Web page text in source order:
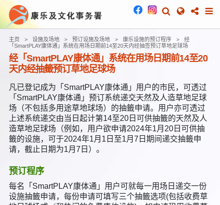
主页 设施及场地 预订设施及场地 康乐设施的预订程序
经
「SmartPLAY康体通」系统在用场日期前14至20天内经抽签预订草地足球场
经「SmartPLAY康体通」系统在用场日期前14至20
天内经抽籤预订草地足球场
凡已登记成为「SmartPLAY康体通」用户的市民，可透过
「SmartPLAY康体通」预订系统递交天然及人造草地足球
场（不包括多用途草地球场）的抽籤申请。用户亦可透过
上述系统递交由当日起计第14至20日可供抽籤的天然及人
造草地足球场（例如，用户欲申请2024年1月20日可供抽
籤的设施，可于2024年1月1日至1月7日期间递交抽籤申
请，截止日期为1月7日）。
预订程序
每名「SmartPLAY康体通」用户可就每一用场日递交一份
设施抽籤申请，每份申请可填写三个抽籤选项(包括收费草